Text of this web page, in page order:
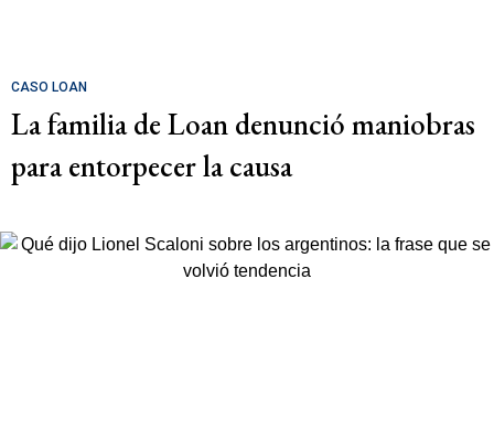
CASO LOAN
La familia de Loan denunció maniobras
para entorpecer la causa